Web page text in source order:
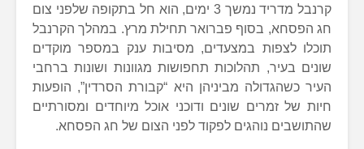
קרנבל מדריד נמשך 3 ימים, הוא חל בתקופה שלפני צום
חג הפסחא, בסוף פברואר תחילת מרץ. במהלך הקרנבל
תוכלו לצפות במצעדים, מסיבות ענק במספר מוקדים
שונים בעיר, תהלוכות תחפושות מגוונות ושונות ברחבי
העיר כשהגדולה מביניהן היא “קבורת הסרדין”, הופעות
חיות של זמרים שונים ודוכני אוכל מיוחדים ומסורתיים
שהתושבים נוהגים לפקוד לפני הצום של חג הפסחא.